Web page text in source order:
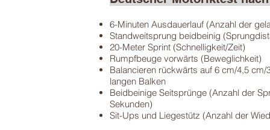
6-Minuten Ausdauerlauf (Anzahl der
Standweitsprung beidbeinig
20-Meter Sprint (Schnelligkeit/Zeit)
Rumpfbeuge vorwärts (Beweglichkeit)
Balancieren rückwärts auf 6 cm/4,5
langen Balken
Beidbeinige Seitsprünge (Anzahl der
Sekunden)
Sit-Ups und Liegestütz (Anzahl der